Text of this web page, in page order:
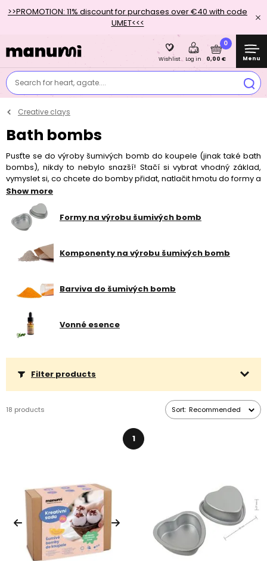
>>PROMOTION: 11% discount for purchases over €40 with code
UMET<<<
Search for heart, agate....
Wishlist Log in
0
0,00 € Menu
Creative clays
Bath bombs
Pusťte se do výroby šumivých bomb do koupele (jinak také bath
bombs), nikdy to nebylo snazší! Stačí si vybrat vhodný základ,
vymyslet si, co chcete do bomby přidat, natlačit hmotu do formy a
pak už jen čekat, až hmota vytuhne. Šumivé koule do koupele jsou
skvělým způsobem, jak si v pohodlí domova vytvořit malé
wellness. Stačí napustit vodu, zapálit svíčku, pustit příjemnou
hudbu a pak už jen hodit koupelové koule do vany. O to větší
naší nabídce najdete základní komponenty na výrobu hmoty,
barviva, aromata i originální hliníkové formy na bomby (protože
Vše pro výrobu mýdel a šumivých bomb. Bomby skvěle doplňují
bomby do koupele naleznete
Show more
Formy na výrobu šumivých bomb
Komponenty na výrobu šumivých bomb
Barviva do šumivých bomb
Vonné esence
Filter products
18 products Sort: Recommended
1